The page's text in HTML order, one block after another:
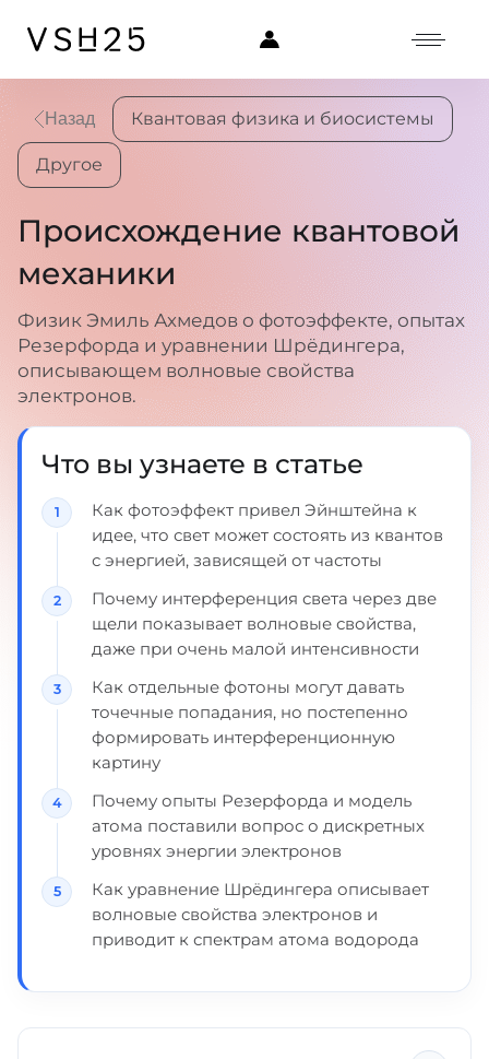
Назад Квантовая физика и биосистемы
Другое
Происхождение квантовой
механики
Физик Эмиль Ахмедов о фотоэффекте, опытах
Резерфорда и уравнении Шрёдингера,
описывающем волновые свойства
электронов.
Что вы узнаете в статье
Как фотоэффект привел Эйнштейна к
идее, что свет может состоять из квантов
с энергией, зависящей от частоты
Почему интерференция света через две
щели показывает волновые свойства,
даже при очень малой интенсивности
Как отдельные фотоны могут давать
точечные попадания, но постепенно
формировать интерференционную
картину
Почему опыты Резерфорда и модель
атома поставили вопрос о дискретных
уровнях энергии электронов
Как уравнение Шрёдингера описывает
волновые свойства электронов и
приводит к спектрам атома водорода